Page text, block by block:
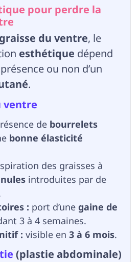
pour perdre la
du ventre, le
esthétique dépend
ou non d’un
.
ventre
de bourrelets
bonne élasticité
des graisses à
introduites par de
: port d’une gaine de
3 à 4 semaines.
: visible en 3 à 6 mois.
(plastie abdominale)